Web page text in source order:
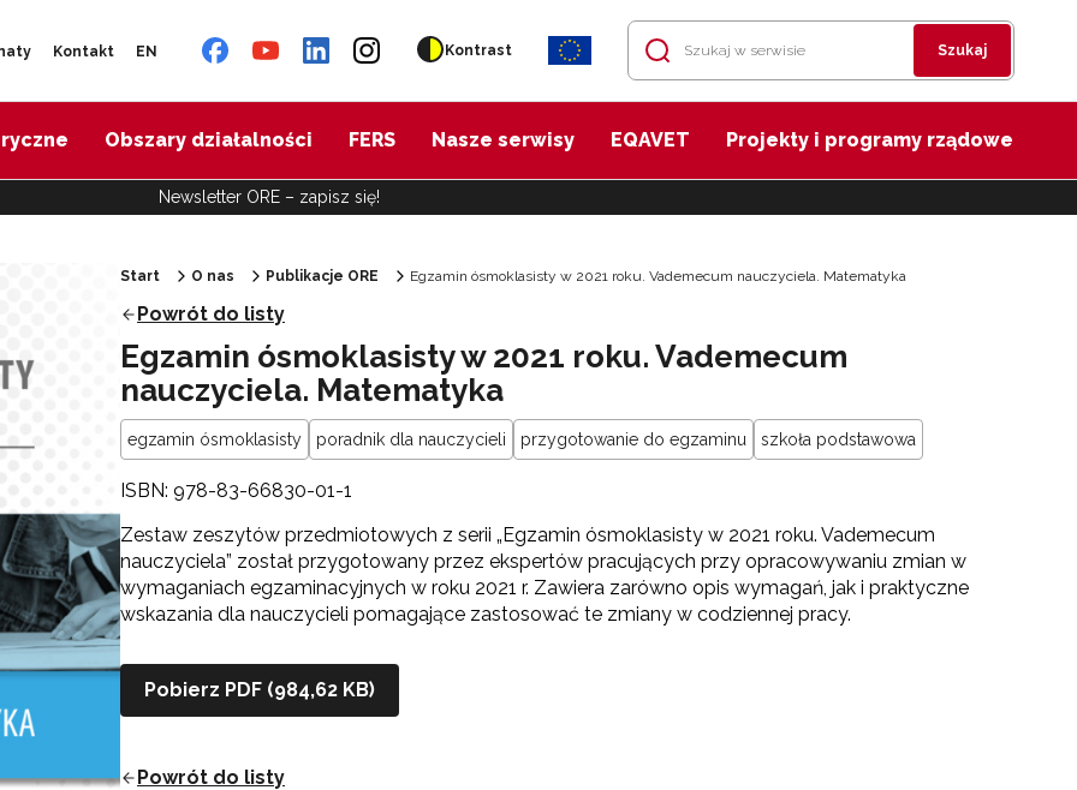
Kontakt EN Kontrast Szukaj
Obszary działalności FERS Nasze serwisy EQAVET Projekty i programy rządowe
Newsletter ORE – zapisz się!
Start O nas Publikacje ORE Egzamin ósmoklasisty w 2021 roku. Vademecum nauczyciela. Matematyka
Powrót do listy
Egzamin ósmoklasisty w 2021 roku. Vademecum
nauczyciela. Matematyka
egzamin ósmoklasisty poradnik dla nauczycieli przygotowanie do egzaminu szkoła podstawowa
ISBN: 978-83-66830-01-1
Zestaw zeszytów przedmiotowych z serii „Egzamin ósmoklasisty w 2021 roku. Vademecum
nauczyciela” został przygotowany przez ekspertów pracujących przy opracowywaniu zmian w
wymaganiach egzaminacyjnych w roku 2021 r. Zawiera zarówno opis wymagań, jak i praktyczne
wskazania dla nauczycieli pomagające zastosować te zmiany w codziennej pracy.
Pobierz PDF (984,62 KB)
Powrót do listy